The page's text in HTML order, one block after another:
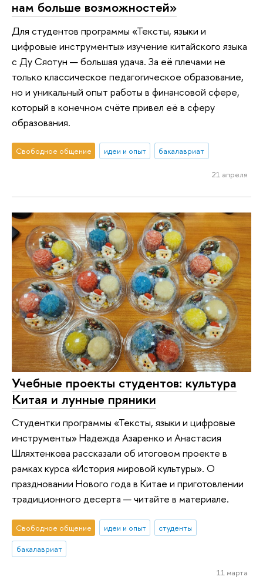
нам больше возможностей»
Для студентов программы «Тексты, языки и
цифровые инструменты» изучение китайского языка
с Ду Сяотун — большая удача. За её плечами не
только классическое педагогическое образование,
но и уникальный опыт работы в финансовой сфере,
который в конечном счёте привел её в сферу
образования.
Свободное общение идеи и опыт бакалавриат
21 апреля
Учебные проекты студентов: культура
Китая и лунные пряники
Студентки программы «Тексты, языки и цифровые
инструменты» Надежда Азаренко и Анастасия
Шляхтенкова рассказали об итоговом проекте в
рамках курса «История мировой культуры». О
праздновании Нового года в Китае и приготовлении
традиционного десерта — читайте в материале.
Свободное общение идеи и опыт
студенты
бакалавриат
11 марта